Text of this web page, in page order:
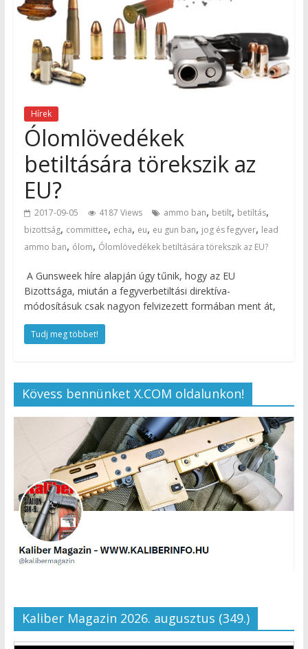
Hírek
Ólomlövedékek
betiltására törekszik az
EU?
2017-09-05 4187 Views ammo ban, betilt, betiltás,
bizottság, committee, echa, eu, eu gun ban, jog és fegyver, lead
ammo ban, ólom, Ólomlövedékek betiltására törekszik az EU?
A Gunsweek híre alapján úgy tűnik, hogy az EU
Bizottsága, miután a fegyverbetiltási direktíva-
módosításuk csak nagyon felvizezett formában ment át,
Tudj meg többet!
Kövess bennünket X.COM oldalunkon!
Kaliber Magazin 2026. augusztus (349.)